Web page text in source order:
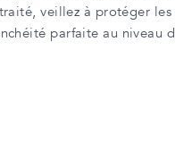
veillez à protéger
parfaite au niveau